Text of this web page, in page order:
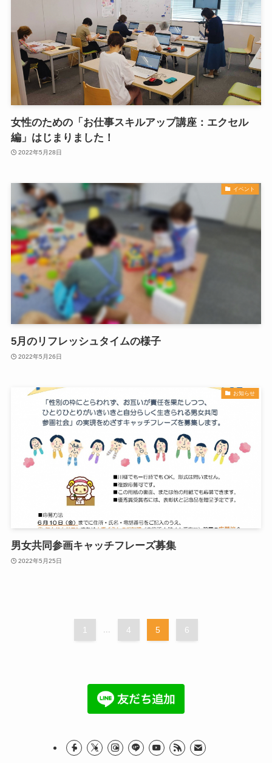
女性のための「お仕事スキルアップ講座：エクセル
編」はじまりました！
2022年5月28日
イベント
5月のリフレッシュタイムの様子
2022年5月26日
お知らせ
男女共同参画キャッチフレーズ募集
2022年5月25日
1 ... 4 5 6